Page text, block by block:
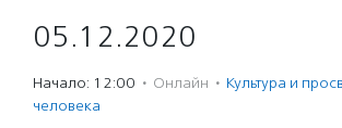
05.12.2020
Начало: 12:00 · Онлайн · Культура и
человека